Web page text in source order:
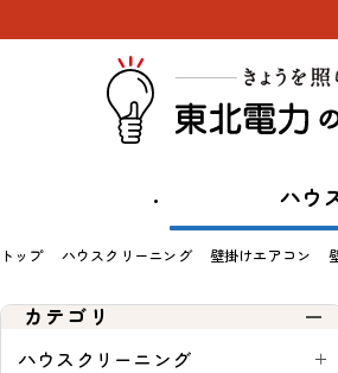
ハウ
トップ ハウスクリーニング 壁掛けエアコン
カテゴリ
ハウスクリーニング